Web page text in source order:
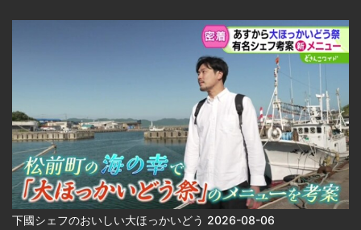
下國シェフのおいしい大ほっかいどう 2026-08-06